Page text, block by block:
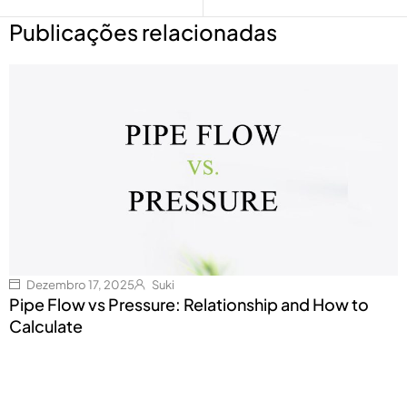
Publicações relacionadas
Dezembro 17, 2025 Suki
Pipe Flow vs Pressure: Relationship and How to
Calculate